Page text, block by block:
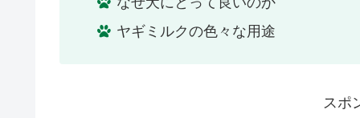
ヤギミルクの色々な用途
スポ